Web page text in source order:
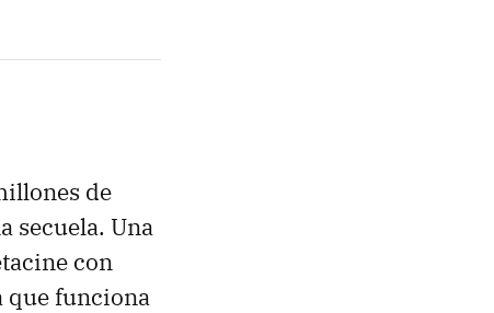
de
secuela. Una
con
que funciona